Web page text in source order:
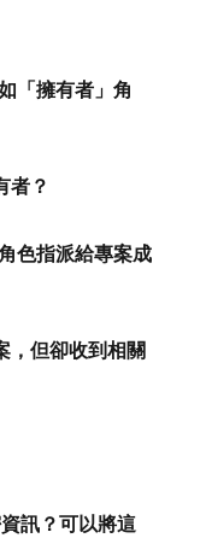
「擁有者」角
者？
色指派給專案成
，但卻收到相關
訊？可以將這